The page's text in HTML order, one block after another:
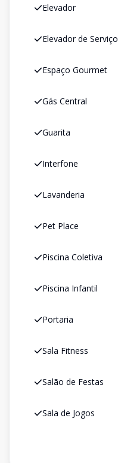
Elevador
Elevador de Serviço
Espaço Gourmet
Gás Central
Guarita
Interfone
Lavanderia
Pet Place
Piscina Coletiva
Piscina Infantil
Portaria
Sala Fitness
Salão de Festas
Sala de Jogos